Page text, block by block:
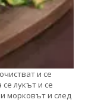
и се
лукът и се
морковът и след